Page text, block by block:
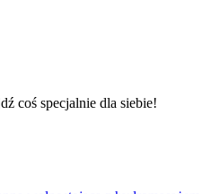
coś specjalnie dla siebie!